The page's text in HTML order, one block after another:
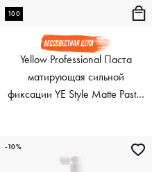
100
Yellow Professional Паста
матирующая сильной
фиксации YE Style Matte Paste,
-10%